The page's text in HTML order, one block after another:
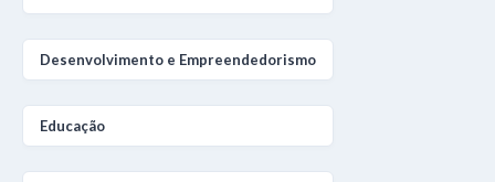
Desenvolvimento e Empreendedorismo
Educação